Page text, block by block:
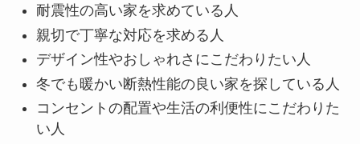
耐震性の高い家を求めている人
親切で丁寧な対応を求める人
デザイン性やおしゃれさにこだわりたい人
冬でも暖かい断熱性能の良い家を探している人
コンセントの配置や生活の利便性にこだわりた
い人